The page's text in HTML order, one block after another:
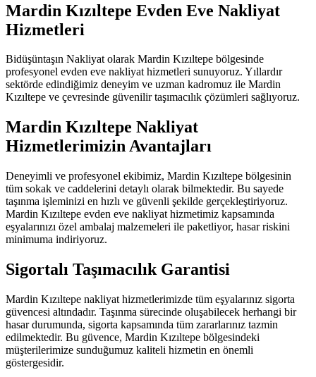
Mardin Kızıltepe Evden Eve Nakliyat
Hizmetleri
Bidüşüntaşın Nakliyat olarak Mardin Kızıltepe bölgesinde
profesyonel evden eve nakliyat hizmetleri sunuyoruz. Yıllardır
sektörde edindiğimiz deneyim ve uzman kadromuz ile Mardin
Kızıltepe ve çevresinde güvenilir taşımacılık çözümleri sağlıyoruz.
Mardin Kızıltepe Nakliyat
Hizmetlerimizin Avantajları
Deneyimli ve profesyonel ekibimiz, Mardin Kızıltepe bölgesinin
tüm sokak ve caddelerini detaylı olarak bilmektedir. Bu sayede
taşınma işleminizi en hızlı ve güvenli şekilde gerçekleştiriyoruz.
Mardin Kızıltepe evden eve nakliyat hizmetimiz kapsamında
eşyalarınızı özel ambalaj malzemeleri ile paketliyor, hasar riskini
minimuma indiriyoruz.
Sigortalı Taşımacılık Garantisi
Mardin Kızıltepe nakliyat hizmetlerimizde tüm eşyalarınız sigorta
güvencesi altındadır. Taşınma sürecinde oluşabilecek herhangi bir
hasar durumunda, sigorta kapsamında tüm zararlarınız tazmin
edilmektedir. Bu güvence, Mardin Kızıltepe bölgesindeki
müşterilerimize sunduğumuz kaliteli hizmetin en önemli
göstergesidir.